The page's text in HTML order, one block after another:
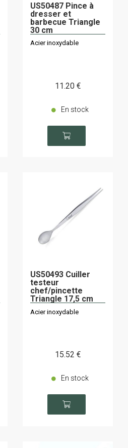
US50487 Pince à
dresser et
barbecue Triangle
30 cm
Acier inoxydable
11.20 €
En stock
US50493 Cuiller
testeur
chef/pincette
Triangle 17,5 cm
Acier inoxydable
15.52 €
En stock